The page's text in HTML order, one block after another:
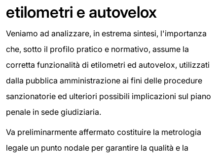
etilometri e autovelox
Veniamo ad analizzare, in estrema sintesi, l'importanza
che, sotto il profilo pratico e normativo, assume la
corretta funzionalità di etilometri ed autovelox, utilizzati
dalla pubblica amministrazione ai fini delle procedure
sanzionatorie ed ulteriori possibili implicazioni sul piano
penale in sede giudiziaria.
Va preliminarmente affermato costituire la metrologia
legale un punto nodale per garantire la qualità e la